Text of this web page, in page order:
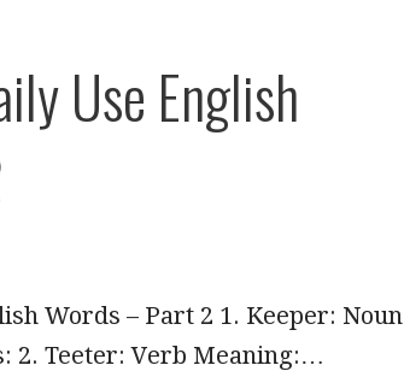
Use English
Words – Part 2 1. Keeper: Noun
2. Teeter: Verb Meaning:…